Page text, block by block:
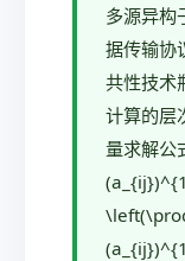
多源异构
据传输协
共性技术
计算的层
量求解